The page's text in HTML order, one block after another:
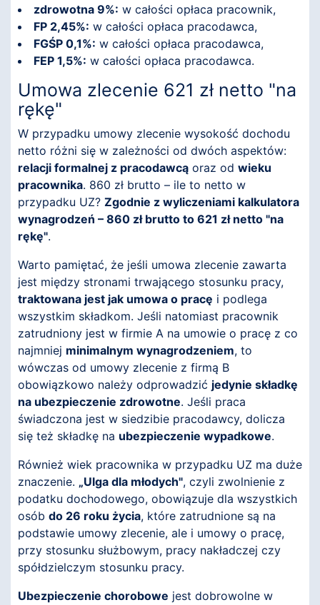
zdrowotna 9%: w całości opłaca pracownik,
FP 2,45%: w całości opłaca pracodawca,
FGŚP 0,1%: w całości opłaca pracodawca,
FEP 1,5%: w całości opłaca pracodawca.
Umowa zlecenie 621 zł netto "na
rękę"
W przypadku umowy zlecenie wysokość dochodu
netto różni się w zależności od dwóch aspektów:
relacji formalnej z pracodawcą oraz od wieku
pracownika. 860 zł brutto – ile to netto w
przypadku UZ? Zgodnie z wyliczeniami kalkulatora
wynagrodzeń – 860 zł brutto to 621 zł netto "na
rękę".
Warto pamiętać, że jeśli umowa zlecenie zawarta
jest między stronami trwającego stosunku pracy,
traktowana jest jak umowa o pracę i podlega
wszystkim składkom. Jeśli natomiast pracownik
zatrudniony jest w firmie A na umowie o pracę z co
najmniej minimalnym wynagrodzeniem, to
wówczas od umowy zlecenie z firmą B
obowiązkowo należy odprowadzić jedynie składkę
na ubezpieczenie zdrowotne. Jeśli praca
świadczona jest w siedzibie pracodawcy, dolicza
się też składkę na ubezpieczenie wypadkowe.
Również wiek pracownika w przypadku UZ ma duże
znaczenie. „Ulga dla młodych", czyli zwolnienie z
podatku dochodowego, obowiązuje dla wszystkich
osób do 26 roku życia, które zatrudnione są na
podstawie umowy zlecenie, ale i umowy o pracę,
przy stosunku służbowym, pracy nakładczej czy
spółdzielczym stosunku pracy.
Ubezpieczenie chorobowe jest dobrowolne w